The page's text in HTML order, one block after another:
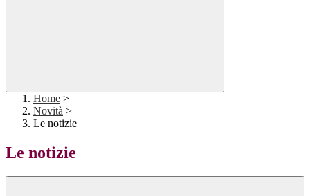
Home >
Novità >
Le notizie
Le notizie